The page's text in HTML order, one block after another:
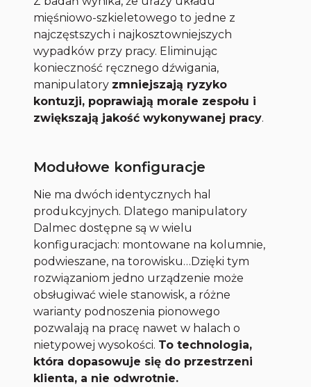
mięśniowo-szkieletowego to jedne z
najczęstszych i najkosztowniejszych
wypadków przy pracy. Eliminując
konieczność ręcznego dźwigania,
manipulatory zmniejszają ryzyko
kontuzji, poprawiają morale zespołu i
zwiększają jakość wykonywanej pracy.
Modułowe konfiguracje
Nie ma dwóch identycznych hal
produkcyjnych. Dlatego manipulatory
Dalmec dostępne są w wielu
konfiguracjach: montowane na kolumnie,
podwieszane, na torowisku…Dzięki tym
rozwiązaniom jedno urządzenie może
obsługiwać wiele stanowisk, a różne
warianty podnoszenia pionowego
pozwalają na pracę nawet w halach o
nietypowej wysokości. To technologia,
która dopasowuje się do przestrzeni
klienta, a nie odwrotnie.